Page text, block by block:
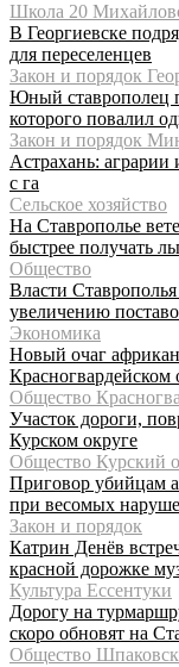
Школа 20
В Георгиевске
для переселенцев
Закон и порядок
Юный ставрополец
которого повалил
Закон и порядок
Астрахань: аграрии
с га
Сельское хозяйство
На Ставрополье
быстрее получать
Общество
Власти
увеличению
Экономика
Новый очаг
Красногвардейском
Общество
Участок дороги,
Курском округе
Общество Курский
Приговор убийцам
при весомых
Закон и порядок
Катрин Денёв
красной дорожке
Культура Ессентуки
Дорогу на
скоро обновят на
Общество